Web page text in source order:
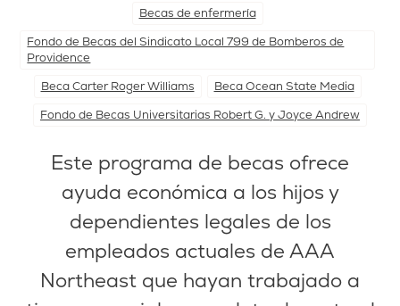
Becas de enfermería
Fondo de Becas del Sindicato Local 799 de Bomberos de
Providence
Beca Carter Roger Williams
Beca Ocean State Media
Fondo de Becas Universitarias Robert G. y Joyce Andrew
Este programa de becas ofrece
ayuda económica a los hijos y
dependientes legales de los
empleados actuales de AAA
Northeast que hayan trabajado a